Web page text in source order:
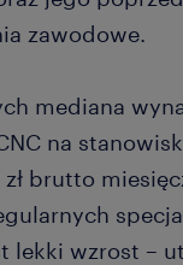
w zawodzie.
pracy
CNC
pogłębianie swojej
jest bowiem
i zdobywanie
zawodowe.
mediana
na
brutto
lekki wzrost –